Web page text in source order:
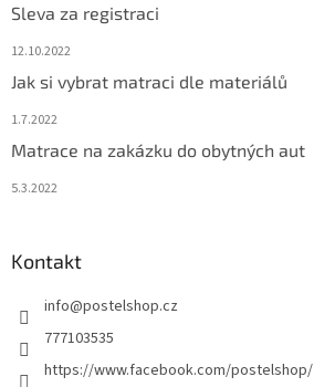
Sleva za registraci
12.10.2022
Jak si vybrat matraci dle materiálů
1.7.2022
Matrace na zakázku do obytných aut
5.3.2022
Kontakt
info@postelshop.cz
777103535
https://www.facebook.com/postelshop/